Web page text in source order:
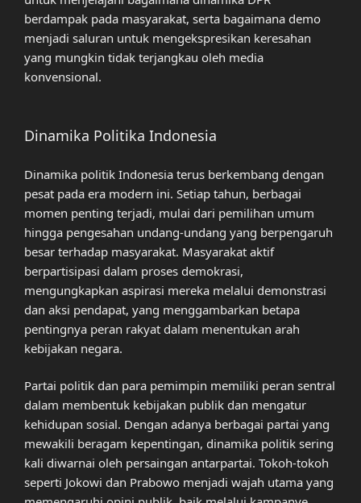
berdampak pada masyarakat, serta bagaimana demo
menjadi saluran untuk mengekspresikan keresahan
yang mungkin tidak terjangkau oleh media
konvensional.
Dinamika Politika Indonesia
Dinamika politik Indonesia terus berkembang dengan
pesat pada era modern ini. Setiap tahun, berbagai
momen penting terjadi, mulai dari pemilihan umum
hingga pengesahan undang-undang yang berpengaruh
besar terhadap masyarakat. Masyarakat aktif
berpartisipasi dalam proses demokrasi,
mengungkapkan aspirasi mereka melalui demonstrasi
dan aksi pendapat, yang menggambarkan betapa
pentingnya peran rakyat dalam menentukan arah
kebijakan negara.
Partai politik dan para pemimpin memiliki peran sentral
dalam membentuk kebijakan publik dan mengatur
kehidupan sosial. Dengan adanya berbagai partai yang
mewakili beragam kepentingan, dinamika politik sering
kali diwarnai oleh persaingan antarpartai. Tokoh-tokoh
seperti Jokowi dan Prabowo menjadi wajah utama yang